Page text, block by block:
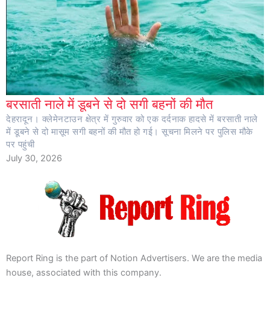
बरसाती नाले में डूबने से दो सगी बहनों की मौत
देहरादून। क्लेमेनटाउन क्षेत्र में गुरुवार को एक दर्दनाक हादसे में बरसाती नाले
में डूबने से दो मासूम सगी बहनों की मौत हो गई। सूचना मिलने पर पुलिस मौके
पर पहुंची
July 30, 2026
Report Ring is the part of Notion Advertisers. We are the media
house, associated with this company.